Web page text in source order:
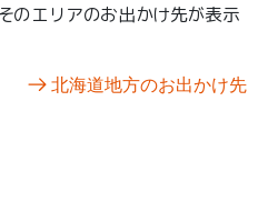
のエリアのお出かけ先が表示
北海道地方のお出かけ先